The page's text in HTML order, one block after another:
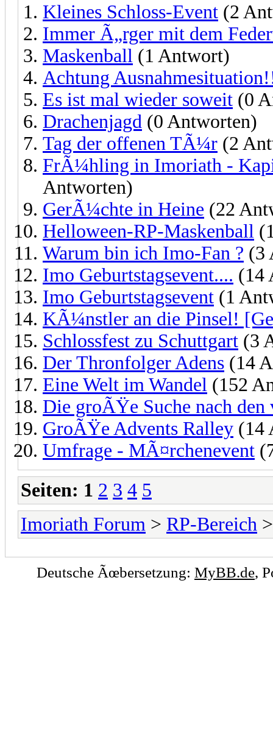
Kleines Schloss-Event (2
Immer Ã„rger mit dem
Maskenball (1 Antwort)
Achtung
Es ist mal wieder soweit (0
Drachenjagd (0 Antworten)
Tag der offenen TÃ¼r (2
FrÃ¼hling in Imoriath -
Antworten)
GerÃ¼chte in Heine (22
Helloween-RP-Maskenball
Warum bin ich Imo-Fan ? (3
Imo Geburtstagsevent.... (14
Imo Geburtstagsevent (1
KÃ¼nstler an die Pinsel!
Schlossfest zu Schuttgart (3
Der Thronfolger Adens (14
Eine Welt im Wandel (152
Die groÃŸe Suche nach
GroÃŸe Advents Ralley (14
Umfrage - MÃ¤rchenevent
Seiten: 1 2 3 4 5
Imoriath Forum > RP-Bereich
Deutsche Ãœbersetzung: MyBB.de,